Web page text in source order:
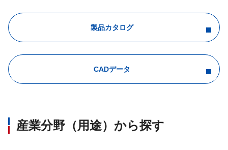
製品カタログ
CADデータ
産業分野（用途）から探す